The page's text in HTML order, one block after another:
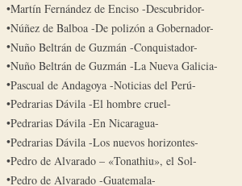
Martín Fernández de Enciso -Descubridor-
Núñez de Balboa -De polizón a Gobernador-
Nuño Beltrán de Guzmán -Conquistador-
Nuño Beltrán de Guzmán -La Nueva Galicia-
Pascual de Andagoya -Noticias del Perú-
Pedrarias Dávila -El hombre cruel-
Pedrarias Dávila -En Nicaragua-
Pedrarias Dávila -Los nuevos horizontes-
Pedro de Alvarado – «Tonathiu», el Sol-
Pedro de Alvarado -Guatemala-